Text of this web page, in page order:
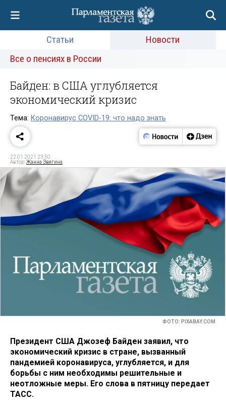
Статьи
Новости
Все о пенсиях в России
Байден: в США углубляется
экономический кризис
Тема: Коронавирус COVID-19: что надо знать
22.01.2021 23:50
Автор:Жанна Звягина
ФОТО: PIXABAY.COM
Президент США Джозеф Байден заявил, что
экономический кризис в стране, вызванный
пандемией коронавируса, углубляется, и для
борьбы с ним необходимы решительные и
неотложные меры. Его слова в пятницу передает
ТАСС.